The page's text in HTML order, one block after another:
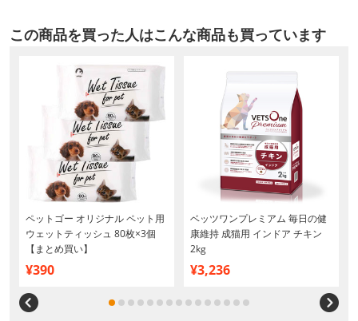
この商品を買った人はこんな商品も買っています
ペットゴー オリジナル ペット用
ウェットティッシュ 80枚×3個
【まとめ買い】
¥390
ベッツワンプレミアム 毎日の健
康維持 成猫用 インドア チキン
2kg
¥3,236